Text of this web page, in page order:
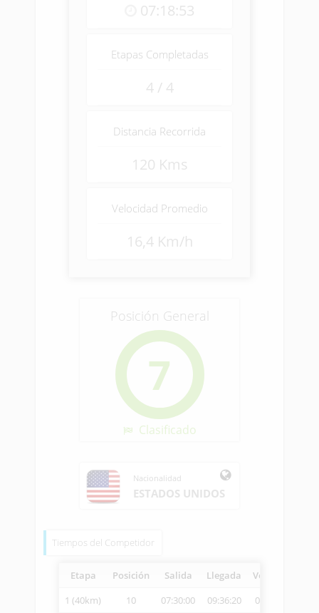
07:18:53
Etapas Completadas
4 / 4
Distancia Recorrida
120 Kms
Velocidad Promedio
16,4 Km/h
Posición General
7
Clasificado
Nacionalidad
ESTADOS UNIDOS
Tiempos del Competidor
Etapa Posición Salida Llegada Vetcheck
1 (40km)
10 07:30:00 09:36:20 09:37:33